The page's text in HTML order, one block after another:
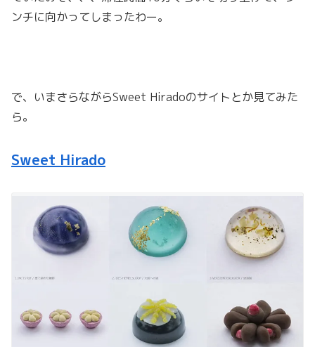
ンチに向かってしまったわー。
で、いまさらながらSweet Hiradoのサイトとか見てみた
ら。
Sweet Hirado